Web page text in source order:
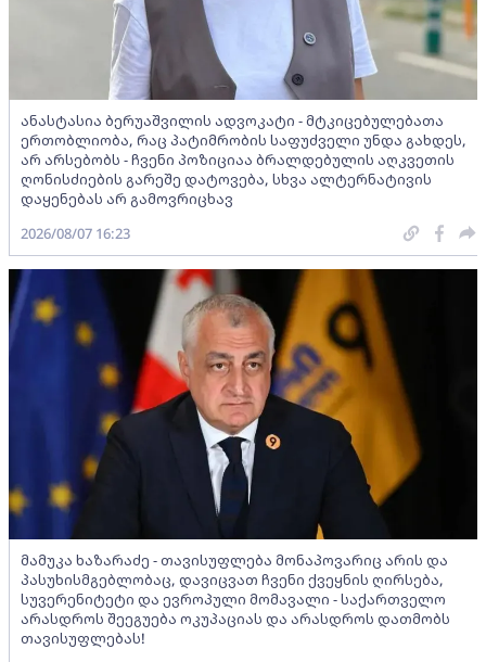
ანასტასია ბერუაშვილის ადვოკატი - მტკიცებულებათა
ერთობლიობა, რაც პატიმრობის საფუძველი უნდა გახდეს,
არ არსებობს - ჩვენი პოზიციაა ბრალდებულის აღკვეთის
ღონისძიების გარეშე დატოვება, სხვა ალტერნატივის
დაყენებას არ გამოვრიცხავ
2026/08/07 16:23
მამუკა ხაზარაძე - თავისუფლება მონაპოვარიც არის და
პასუხისმგებლობაც, დავიცვათ ჩვენი ქვეყნის ღირსება,
სუვერენიტეტი და ევროპული მომავალი - საქართველო
არასდროს შეეგუება ოკუპაციას და არასდროს დათმობს
თავისუფლებას!